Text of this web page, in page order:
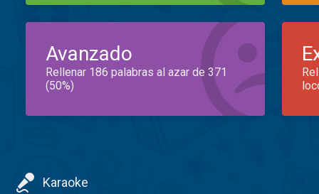
Avanzado
Rellenar 186 palabras al azar de 371
(50%)
Karaoke